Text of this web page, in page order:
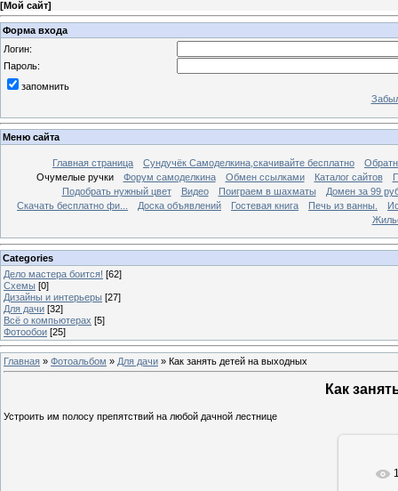
[Мой сайт]
Форма входа
Логин:
Пароль:
запомнить
Меню сайта
Главная страница Сундучёк Самоделкина,скачивайте бесплатно
Очумелые ручки
Форум самоделкина Обмен ссылками Каталог сайтов
Подобрать нужный цвет
Видео Поиграем в шахматы
Домен за 99
Скачать бесплатно фи...
Доска объявлений Гостевая книга Печь из ванны.
Categories
Дело мастера боится! [62]
Схемы [0]
Дизайны и интерьеры [27]
Для дачи [32]
Всё о компьютерах [5]
Фотообои [25]
Главная » Фотоальбом » Для дачи » ​Как занять детей на выходных
​Как
Устроить им полосу препятствий на любой дачной лестнице